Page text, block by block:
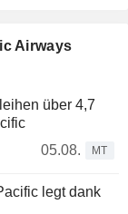
Airways
über 4,7
05.08.
MT
legt dank